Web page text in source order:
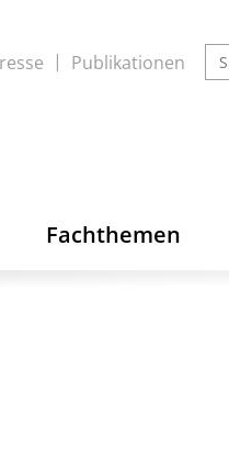
Publikationen
Fachthemen